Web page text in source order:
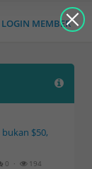
LOGIN MEMBER
$50,
0 · 194